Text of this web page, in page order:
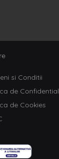
si Conditii
de
de Cookies